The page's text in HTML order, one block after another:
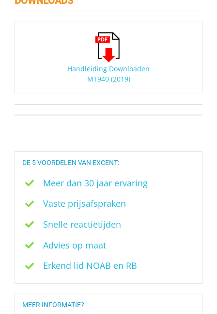
Handleiding Downloaden
MT940 (2019)
DE 5 VOORDELEN VAN EXCENT:
Meer dan 30 jaar ervaring
Vaste prijsafspraken
Snelle reactietijden
Advies op maat
Erkend lid NOAB en RB
MEER INFORMATIE?